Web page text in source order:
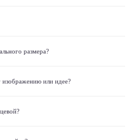
размера?
изображению или идее?